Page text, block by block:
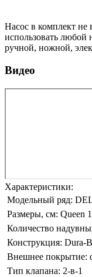
Насос в комплект не
использовать
ручной, ножной,
Видео
Характеристики:
Модельный ряд:
Размеры, см: Queen
Количество
Конструкция: Dura-
Внешнее покрытие:
Тип клапана: 2-в-1